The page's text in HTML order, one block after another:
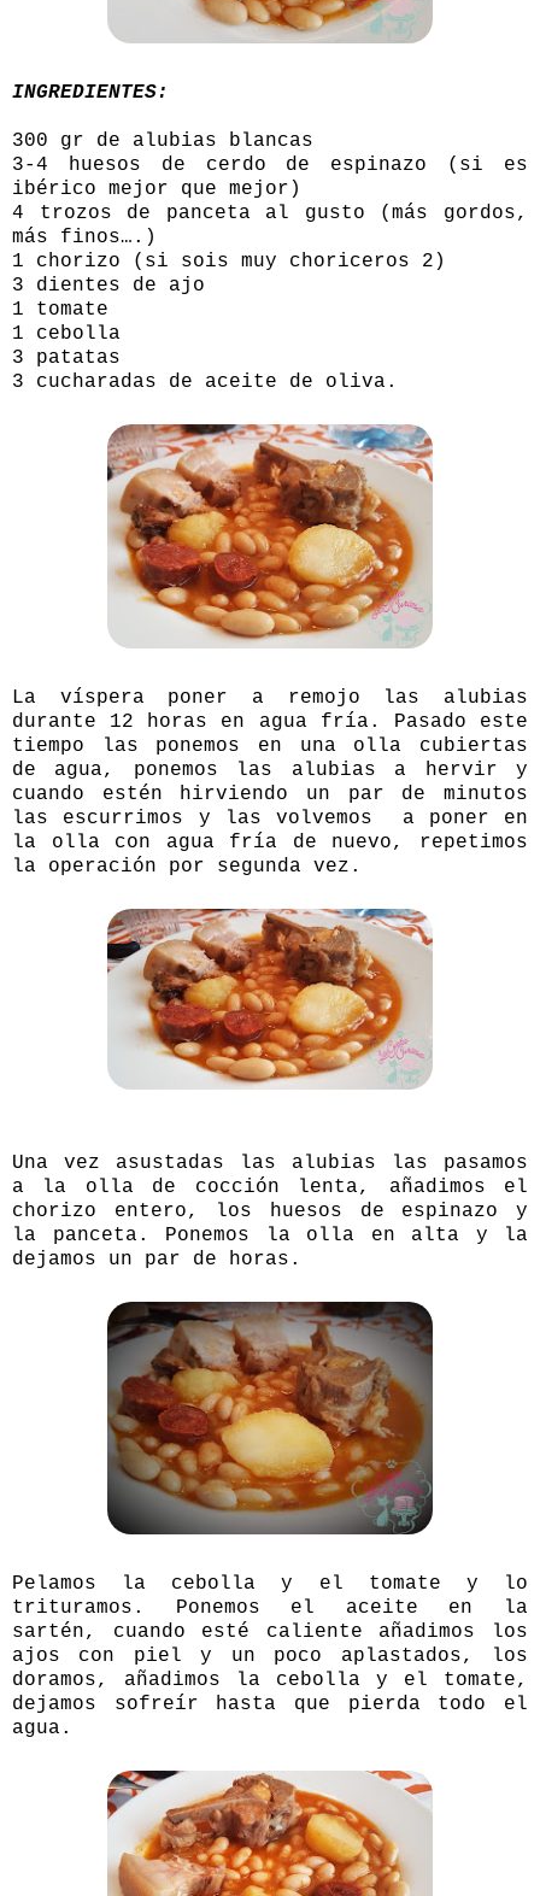
INGREDIENTES:
300 gr de alubias blancas
3-4 huesos de cerdo de espinazo (si es
ibérico mejor que mejor)
4 trozos de panceta al gusto (más gordos,
más finos….)
1 chorizo (si sois muy choriceros 2)
3 dientes de ajo
1 tomate
1 cebolla
3 patatas
3 cucharadas de aceite de oliva.
La víspera poner a remojo las alubias
durante 12 horas en agua fría. Pasado este
tiempo las ponemos en una olla cubiertas
de agua, ponemos las alubias a hervir y
cuando estén hirviendo un par de minutos
las escurrimos y las volvemos
a poner en
la olla con agua fría de nuevo, repetimos
la operación por segunda vez.
Una vez asustadas las alubias las pasamos
a la olla de cocción lenta, añadimos el
chorizo entero, los huesos de espinazo y
la panceta. Ponemos la olla en alta y la
dejamos un par de horas.
Pelamos la cebolla y el tomate y lo
trituramos. Ponemos el aceite en la
sartén, cuando esté caliente añadimos los
ajos con piel y un poco aplastados, los
doramos, añadimos la cebolla y el tomate,
dejamos sofreír hasta que pierda todo el
agua.